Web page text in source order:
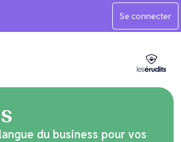
Se connecter
du business pour vos